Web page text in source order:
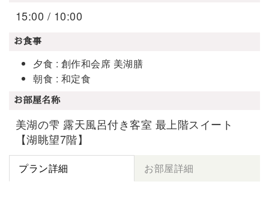
15:00 / 10:00
お食事
夕食 : 創作和会席 美湖膳
朝食 : 和定食
お部屋名称
美湖の雫 露天風呂付き客室 最上階スイート
【湖眺望7階】
プラン詳細 お部屋詳細